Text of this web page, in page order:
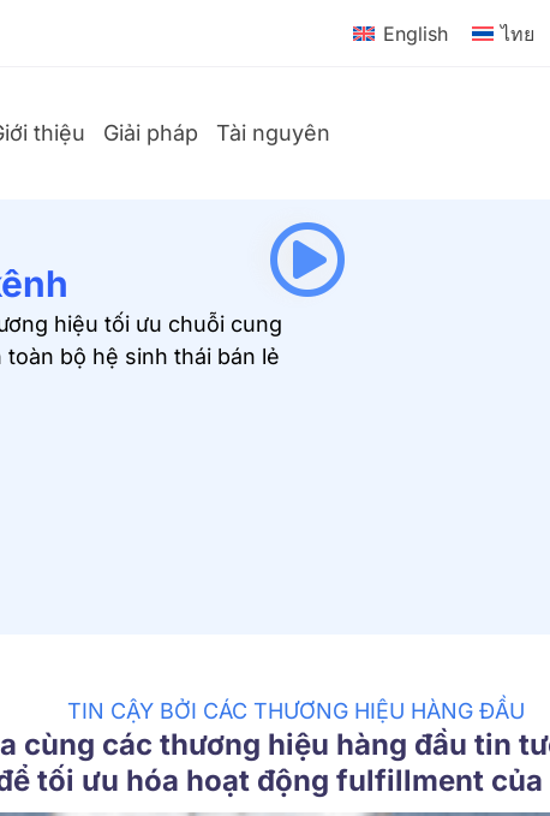
English ไทย
thiệu Giải pháp Tài nguyên
hiệu tối ưu chuỗi cung
bộ hệ sinh thái bán lẻ
TIN CẬY BỞI CÁC THƯƠNG HIỆU HÀNG ĐẦU
cùng các thương hiệu hàng đầu tin
tối ưu hóa hoạt động fulfillment của